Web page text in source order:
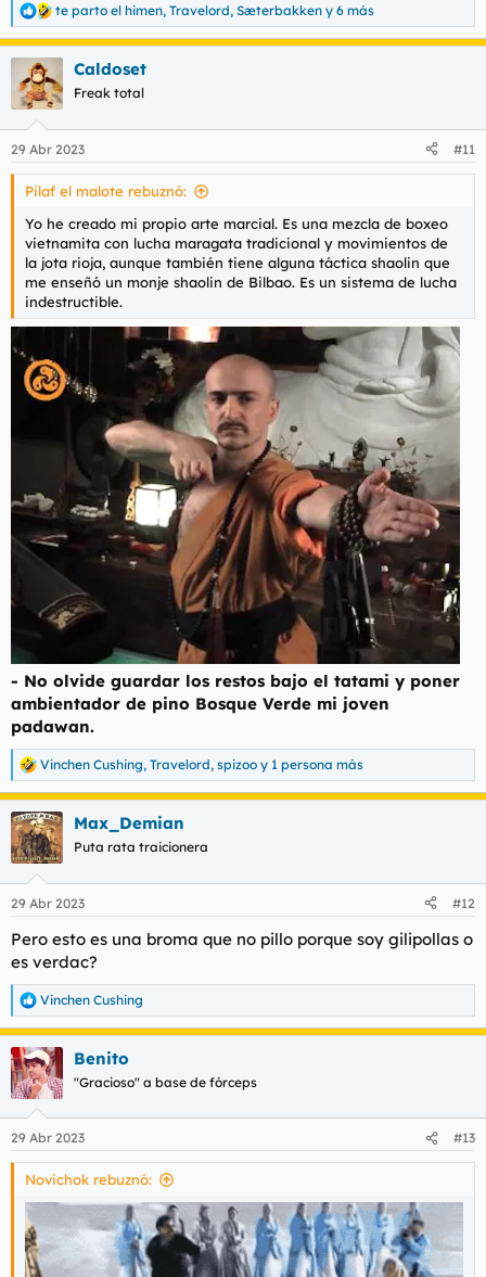
R
e
c
i
e
s
te parto el himen, Travelord, Sæterbakken y 6 más
Caldoset
Freak total
29 Abr 2023 #11
Pilaf el malote rebuznó:
Yo he creado mi propio arte marcial. Es una mezcla de boxeo
vietnamita con lucha maragata tradicional y movimientos de
la jota rioja, aunque también tiene alguna táctica shaolin que
me enseñó un monje shaolin de Bilbao. Es un sistema de lucha
indestructible.
- No olvide guardar los restos bajo el tatami y poner
ambientador de pino Bosque Verde mi joven
padawan.
R
e
c
c
i
e
:
Vinchen Cushing, Travelord, spizoo y 1 persona más
Max_Demian
Puta rata traicionera
29 Abr 2023 #12
Pero esto es una broma que no pillo porque soy gilipollas o
es verdac?
R
e
a
c
c
i
e
s
Vinchen Cushing
Benito
"Gracioso" a base de fórceps
29 Abr 2023 #13
Novichok rebuznó: